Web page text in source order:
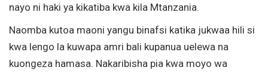
nayo ni haki ya kikatiba kwa kila Mtanzania.
Naomba kutoa maoni yangu binafsi katika jukwaa hili si
kwa lengo la kuwapa amri bali kupanua uelewa na
kuongeza hamasa. Nakaribisha pia kwa moyo wa